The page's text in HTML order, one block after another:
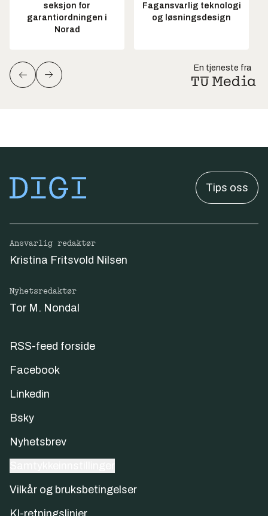
seksjon for
garantiordningen i
Norad
Fagansvarlig teknologi
og løsningsdesign
En tjeneste fra
Tips oss
Ansvarlig redaktør
Kristina Fritsvold Nilsen
Nyhetsredaktør
Tor M. Nondal
RSS-feed forside
Facebook
Linkedin
Bsky
Nyhetsbrev
Vilkår og bruksbetingelser
KI-retningslinjer